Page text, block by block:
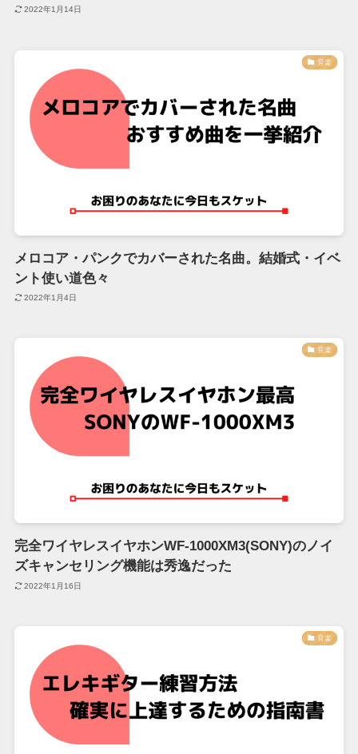
2022年1月14日
音楽
メロコア・パンクでカバーされた名曲。結婚式・イベ
ント使い道色々
2022年1月4日
音楽
完全ワイヤレスイヤホンWF-1000XM3(SONY)のノイ
ズキャンセリング機能は秀逸だった
2022年1月16日
音楽